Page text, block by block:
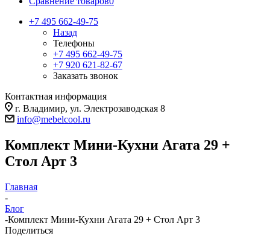
+7 495 662-49-75
Назад
Телефоны
+7 495 662-49-75
+7 920 621-82-67
Заказать звонок
Контактная информация
г. Владимир, ул. Электрозаводская 8
info@mebelcool.ru
Комплект Мини-Кухни Агата 29 +
Стол Арт 3
Главная
-
Блог
-Комплект Мини-Кухни Агата 29 + Стол Арт 3
Поделиться